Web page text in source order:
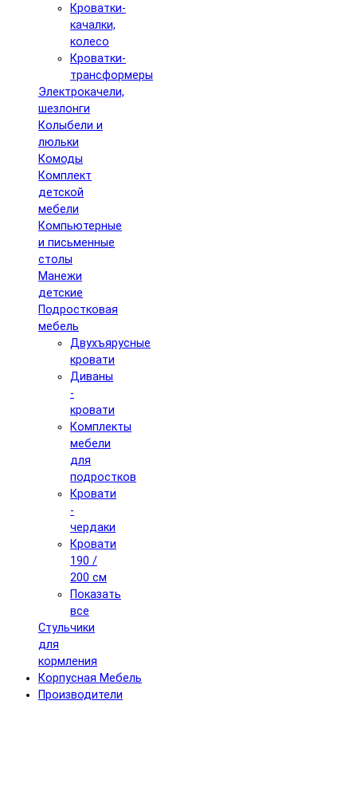
Кроватки-
качалки,
колесо
Кроватки-
трансформеры
Электрокачели,
шезлонги
Колыбели и
люльки
Комоды
Комплект
детской
мебели
Компьютерные
и письменные
столы
Манежи
детские
Подростковая
мебель
Двухъярусные
кровати
Диваны
-
кровати
Комплекты
мебели
для
подростков
Кровати
-
чердаки
Кровати
190 /
200 см
Показать
все
Стульчики
для
кормления
Корпусная Мебель
Производители